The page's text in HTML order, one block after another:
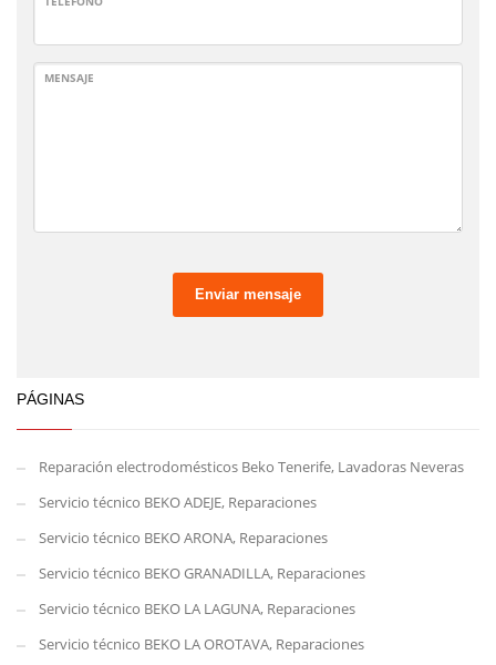
MENSAJE
Enviar mensaje
PÁGINAS
Reparación electrodomésticos Beko Tenerife, Lavadoras Neveras
Servicio técnico BEKO ADEJE, Reparaciones
Servicio técnico BEKO ARONA, Reparaciones
Servicio técnico BEKO GRANADILLA, Reparaciones
Servicio técnico BEKO LA LAGUNA, Reparaciones
Servicio técnico BEKO LA OROTAVA, Reparaciones